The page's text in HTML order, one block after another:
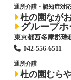
通所介護・認知症対
杜の園なが
グループ
東京都西多摩郡瑞
042-556-6511
通所介護
杜の園むら